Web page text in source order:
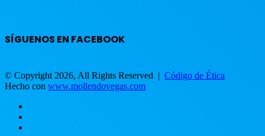
SÍGUENOS EN FACEBOOK
© Copyright 2026, All Rights Reserved | Código de Ética
Hecho con www.mollendovegas.com